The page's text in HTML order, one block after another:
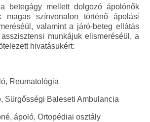
betegágy mellett dolgozó ápolónők
magas színvonalon történő ápolási
valamint a járó-beteg ellátás
munkájuk elismeréséül, a
hivatásukért:
Reumatológia
Sürgősségi Baleseti Ambulancia
ápoló, Ortopédiai osztály